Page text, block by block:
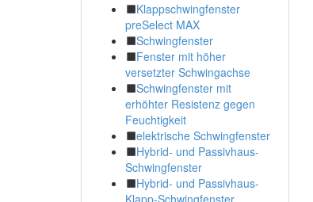
Klappschwingfenster
preSelect MAX
Schwingfenster
Fenster mit höher
versetzter Schwingachse
Schwingfenster mit
erhöhter Resistenz gegen
Feuchtigkeit
elektrische Schwingfenster
Hybrid- und Passivhaus-
Schwingfenster
Hybrid- und Passivhaus-